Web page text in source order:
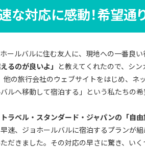
な対応に感動！希望通
ールバルに住む友人に、現地への一番良
るのが良いよ」
と教えてくれたので、シ
他の旅行会社のウェブサイトをはじめ、ネ
ルへ移動して宿泊する」という私たちの
トラベル・スタンダード・ジャパンの「自由
速、ジョホールバルに宿泊するプランが
だきました。その対応の早さに驚き、いく